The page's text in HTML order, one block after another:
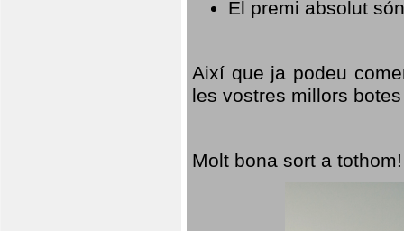
El premi absolut
Així que ja podeu
les vostres millors
Molt bona sort a tothom!